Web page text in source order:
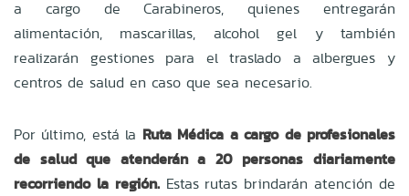
a cargo de Carabineros, quienes entregarán
alimentación, mascarillas, alcohol gel y también
realizarán gestiones para el traslado a albergues y
centros de salud en caso que sea necesario.
Por último, está la Ruta Médica a cargo de profesionales
de salud que atenderán a 20 personas diariamente
recorriendo la región.Estas rutas brindarán atención de